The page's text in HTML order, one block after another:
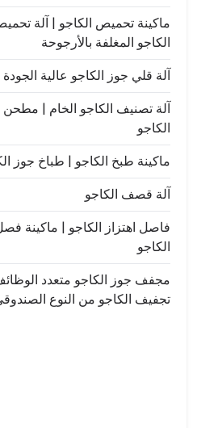
ماكينة تحميص الكاجو | آلة
الكاجو المغلفة بالأرجوحة
آلة قلي جوز الكاجو عالية الجودة
آلة تصنيف الكاجو الخام | مطحن
الكاجو
ماكينة طبخ الكاجو | طباخ جوز
آلة قصف الكاجو
فاصل اهتزاز الكاجو | ماكينة
الكاجو
مجفف جوز الكاجو متعدد
تجفيف الكاجو من النوع